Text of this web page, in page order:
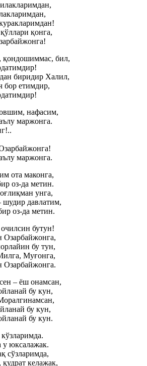
қонга,
қондошиммас, бил,
биридир Халил,
бор етимдир,
нафасим,
маржонга.
маржонга.
ота маконга,
оз-да метин.
унга,
давлатим,
оз-да метин.
бутун!
бу тун,
Муғонга,
– ёш онамсан,
бу кун,
бу кун,
бу кун.
юксалажак.
сўзларимда,
келажак,